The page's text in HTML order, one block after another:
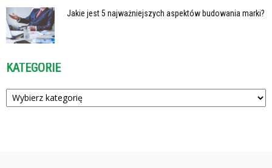
Jakie jest 5 najważniejszych aspektów budowania marki?
KATEGORIE
Kategorie